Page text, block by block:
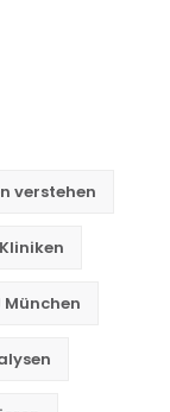
verstehen